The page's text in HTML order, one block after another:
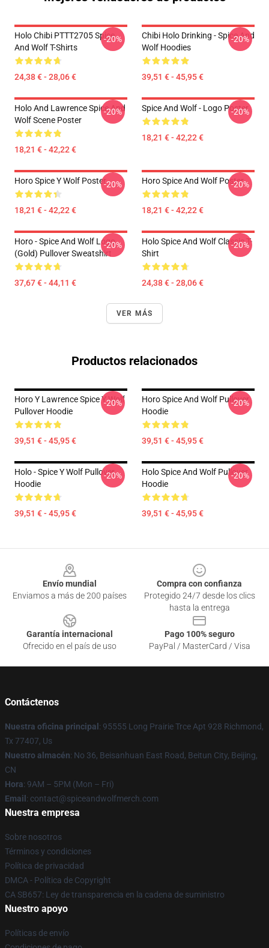
Holo Chibi PTTT2705 Spice
And Wolf T-Shirts
24,38 € - 28,06 €
-20%
Chibi Holo Drinking - Spice And
Wolf Hoodies
39,51 € - 45,95 €
-20%
Holo And Lawrence Spice And
Wolf Scene Poster
18,21 € - 42,22 €
-20% Spice And Wolf - Logo Poster
18,21 € - 42,22 €
-20%
Horo Spice Y Wolf Poster
18,21 € - 42,22 €
-20% Horo Spice And Wolf Poster
18,21 € - 42,22 €
-20%
Horo - Spice And Wolf Logo
(Gold) Pullover Sweatshirt
37,67 € - 44,11 €
-20%
Holo Spice And Wolf Classic T-
Shirt
24,38 € - 28,06 €
-20%
VER MÁS
Productos relacionados
Horo Y Lawrence Spice Y Wolf
Pullover Hoodie
39,51 € - 45,95 €
-20%
Horo Spice And Wolf Pullover
Hoodie
39,51 € - 45,95 €
-20%
Holo - Spice Y Wolf Pullover
Hoodie
39,51 € - 45,95 €
-20%
Holo Spice And Wolf Pullover
Hoodie
39,51 € - 45,95 €
-20%
Envío mundial
Enviamos a más de 200 países
Compra con confianza
Protegido 24/7 desde los clics
hasta la entrega
Garantía internacional
Ofrecido en el país de uso
Pago 100% seguro
PayPal / MasterCard / Visa
Contáctenos
Nuestra oficina principal : 95555 Long Prairie Trce Apt 928 Richmond,
Tx 77407, Us
Nuestro almacén: No 36, Beisanhuan East Road, Beitun City, Beijing,
CN
Hora: 9AM – 5PM (Mon – Fri)
Email : contact@spiceandwolfmerch.com
Nuestra empresa
Sobre nosotros
Términos y condiciones
Política de privacidad
DMCA - Política de Copyright
CA SB657: Ley de transparencia en la cadena de suministro
Nuestro apoyo
Políticas de envío